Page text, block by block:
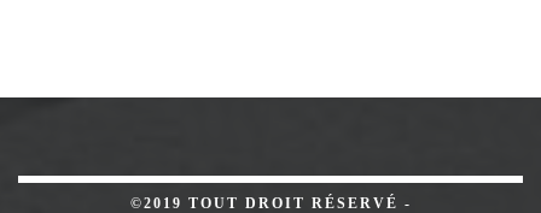
©2019 TOUT DROIT RÉSERVÉ -